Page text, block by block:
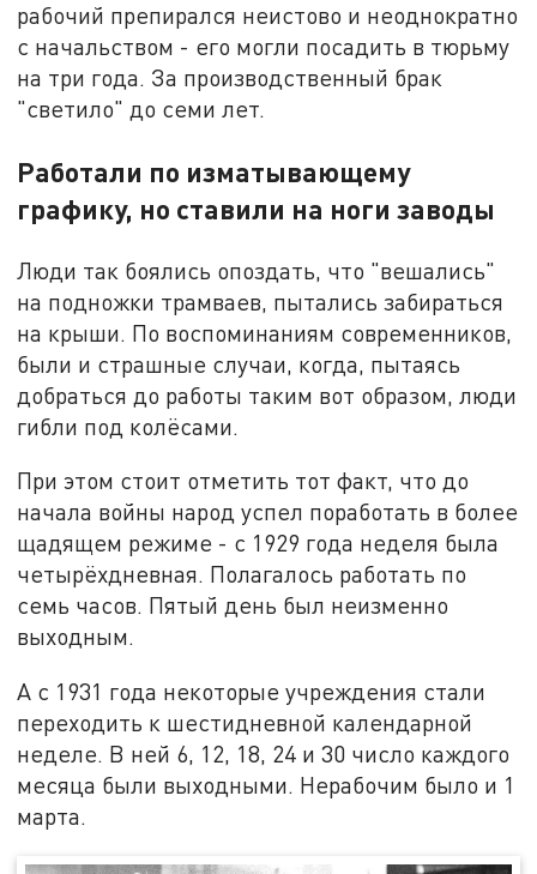
рабочий препирался неистово и неоднократно
с начальством - его могли посадить в тюрьму
на три года. За производственный брак
"светило" до семи лет.
Работали по изматывающему
графику, но ставили на ноги заводы
Люди так боялись опоздать, что "вешались"
на подножки трамваев, пытались забираться
на крыши. По воспоминаниям современников,
были и страшные случаи, когда, пытаясь
добраться до работы таким вот образом, люди
гибли под колёсами.
При этом стоит отметить тот факт, что до
начала войны народ успел поработать в более
щадящем режиме - с 1929 года неделя была
четырёхдневная. Полагалось работать по
семь часов. Пятый день был неизменно
выходным.
А с 1931 года некоторые учреждения стали
переходить к шестидневной календарной
неделе. В ней 6, 12, 18, 24 и 30 число каждого
месяца были выходными. Нерабочим было и 1
марта.